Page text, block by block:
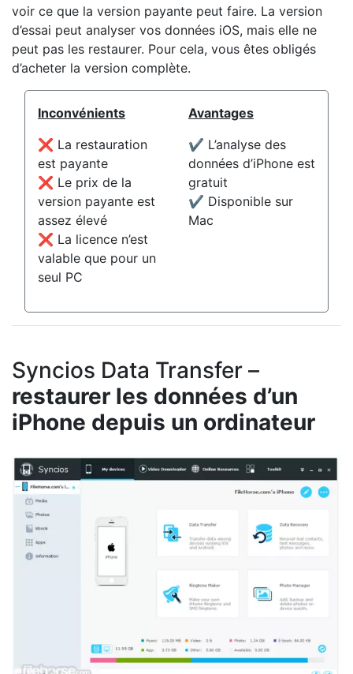
voir ce que la version payante peut faire. La version
d’essai peut analyser vos données iOS, mais elle ne
peut pas les restaurer. Pour cela, vous êtes obligés
d’acheter la version complète.
Inconvénients
❌ La restauration
est payante
❌ Le prix de la
version payante est
assez élevé
❌ La licence n’est
valable que pour un
seul PC
Avantages
✔️ L’analyse des
données d’iPhone est
gratuit
✔️ Disponible sur
Mac
Syncios Data Transfer –
restaurer les données d’un
iPhone depuis un ordinateur